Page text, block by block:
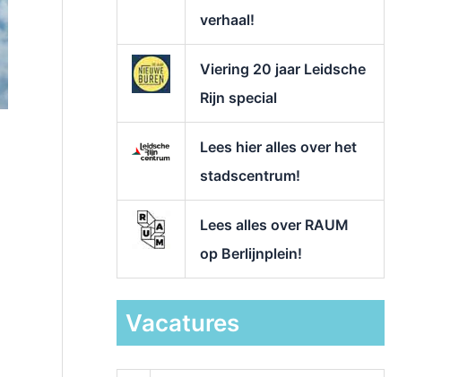
verhaal!
Viering 20 jaar Leidsche
Rijn special
Lees hier alles over het
stadscentrum!
Lees alles over RAUM
op Berlijnplein!
Vacatures